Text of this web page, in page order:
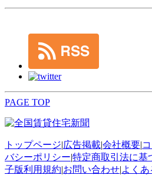
PAGE TOP
トップページ|広告掲載|会社概要|
バシーポリシー|特定商取引法に基
子版利用規約|お問い合わせ|よくあ